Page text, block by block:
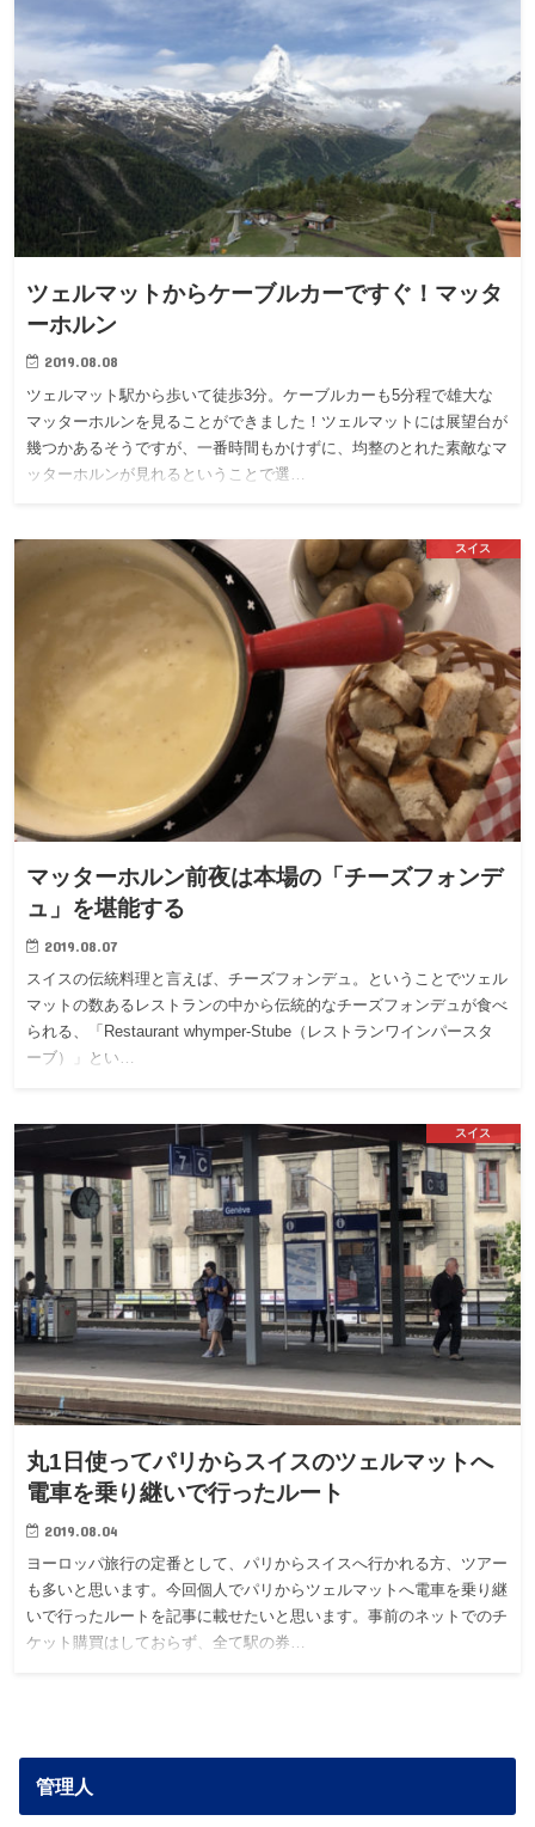
ツェルマットからケーブルカーですぐ！マッタ
ーホルン
2019.08.08
ツェルマット駅から歩いて徒歩3分。ケーブルカーも5分程で雄大な
マッターホルンを見ることができました！ツェルマットには展望台が
幾つかあるそうですが、一番時間もかけずに、均整のとれた素敵なマ
ッターホルンが見れるということで選…
スイス
マッターホルン前夜は本場の「チーズフォンデ
ュ」を堪能する
2019.08.07
スイスの伝統料理と言えば、チーズフォンデュ。ということでツェル
マットの数あるレストランの中から伝統的なチーズフォンデュが食べ
られる、「Restaurant whymper-Stube（レストランワインパースタ
ーブ）」とい…
スイス
丸1日使ってパリからスイスのツェルマットへ
電車を乗り継いで行ったルート
2019.08.04
ヨーロッパ旅行の定番として、パリからスイスへ行かれる方、ツアー
も多いと思います。今回個人でパリからツェルマットへ電車を乗り継
いで行ったルートを記事に載せたいと思います。事前のネットでのチ
ケット購買はしておらず、全て駅の券…
管理人